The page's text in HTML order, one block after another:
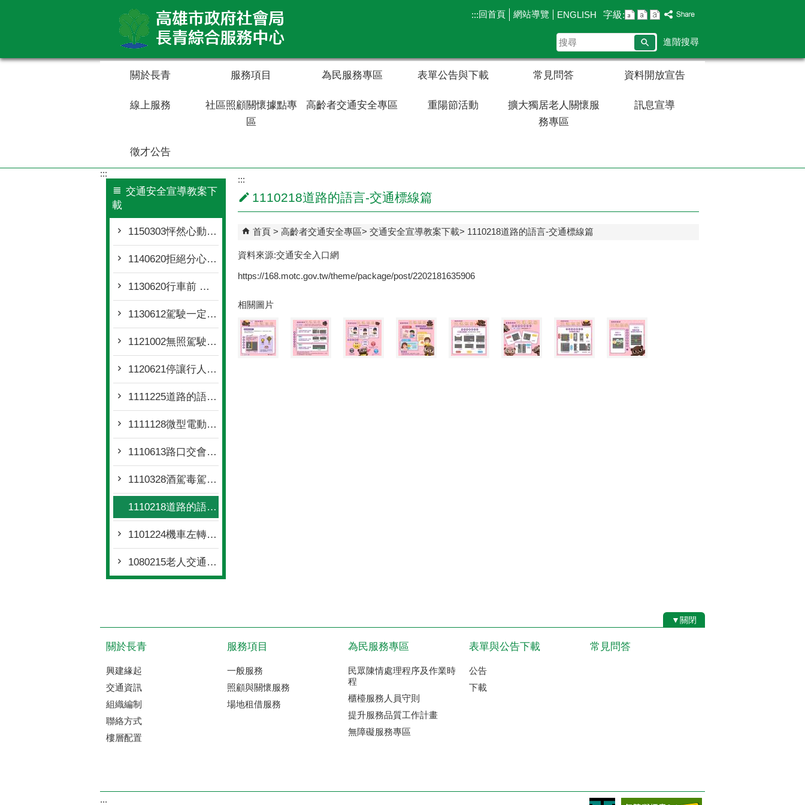
:::回首頁 網站導覽 ENGLISH 字級:
搜
尋
進階搜尋
關於長青 服務項目 為民服務專區 表單公告與下載 常見問答 資料開放宣告
線上服務
社區照顧關懷據點專
區
高齡者交通安全專區 重陽節活動
擴大獨居老人關懷服
務專區
訊息宣導
徵才公告
:::
交通安全宣導教案下
載
1150303怦然心動的安全騎車指南
1140620拒絕分心、疲勞駕駛
1130620行車前 安全檢查做了嗎
1130612駕駛一定「藥」知道
1121002無照駕駛接招
1120621停讓行人 你做到了嗎
1111225道路的語言-交通號誌篇
1111128微型電動二輪車監理懶人包
1110613路口交會，誰先誰後
1110328酒駕毒駕新法上路
1110218道路的語言-交通標線篇
1101224機車左轉安全教案
1080215老人交通安全教育教材
:::
1110218道路的語言-交通標線篇
首頁 高齡者交通安全專區 交通安全宣導教案下載 1110218道路的語言-交通標線篇
資料來源:交通安全入口網
https://168.motc.gov.tw/theme/package/post/2202181635906
相關圖片
▼關閉
關於長青
興建緣起
交通資訊
組織編制
聯絡方式
樓層配置
服務項目
一般服務
照顧與關懷服務
場地租借服務
為民服務專區
民眾陳情處理程序及作業時
程
櫃檯服務人員守則
提升服務品質工作計畫
無障礙服務專區
表單與公告下載
公告
下載
常見問答
:::